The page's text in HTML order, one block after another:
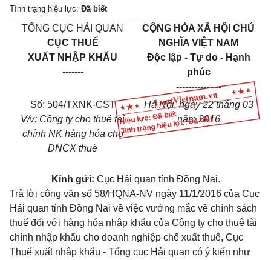
Tình trạng hiệu lực: Đã biết
Hiệu lực: Đã biết
Tình trạng hiệu lực: Đã biết
TỔNG CỤC HẢI QUAN
CỤC THUẾ
XUẤT NHẬP KHẨU
-------
CỘNG HÒA XÃ HỘI CHỦ
NGHĨA VIỆT NAM
Độc lập - Tự do - Hạnh
phúc
---------------
Số: 504/TXNK-CST
V/v: Công ty cho thuê tài
chính NK hàng hóa cho
DNCX thuê
Hà Nội, ngày22tháng 03
năm2016
Kính gửi: Cục Hải quan tỉnh Đồng Nai.
Trả lời công văn số 58/HQNA-NV ngày 11/1/2016 của Cục
Hải quan tỉnh Đồng Nai về việc vướng mắc về chính sách
thuế đối với hàng hóa nhập khẩu của Công ty cho thuê tài
chính nhập khẩu cho doanh nghiệp chế xuất thuê, Cục
Thuế xuất nhập khẩu - Tổng cục Hải quan có ý kiến như